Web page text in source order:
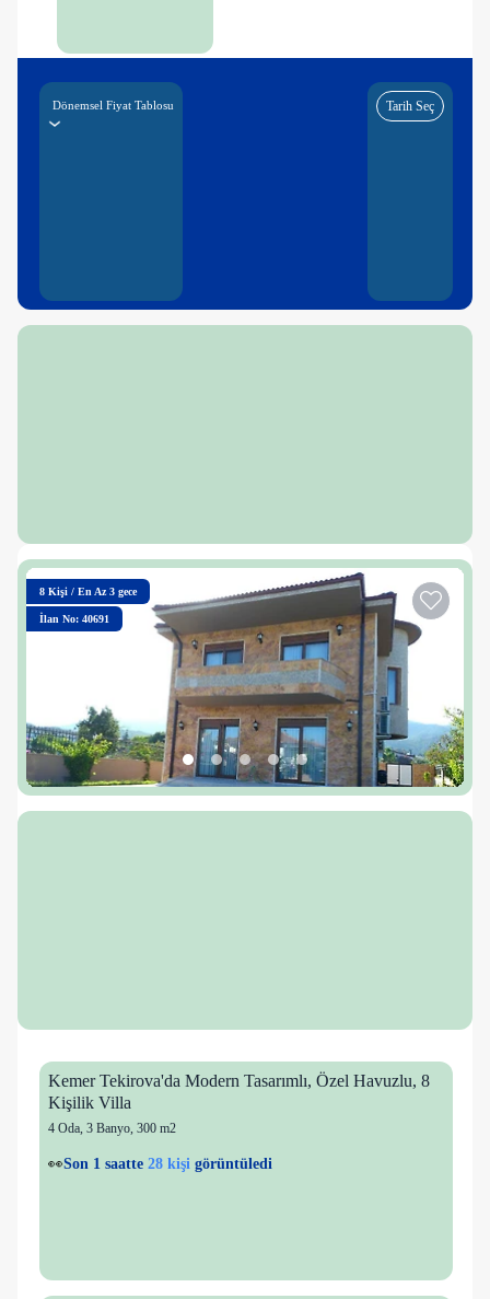
Dönemsel Fiyat Tablosu Tarih Seç
8 Kişi / En Az 3 gece
İlan No: 40691
Kemer Tekirova'da Modern Tasarımlı, Özel Havuzlu, 8
Kişilik Villa
4 Oda, 3 Banyo, 300 m2
💙3 kişifavorilere ekledi